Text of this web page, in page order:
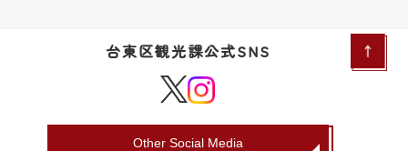
台東区観光課公式SNS
Other Social Media